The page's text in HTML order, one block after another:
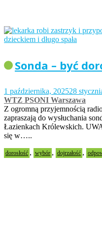
Sonda – być
1 października, 202528
WTZ PSONI Warszawa
Z ogromną przyjemnością
zapraszają do wysłuchania
Łazienkach Królewskich.
się w…..
dorosłość , wybór , dojrzałość ,